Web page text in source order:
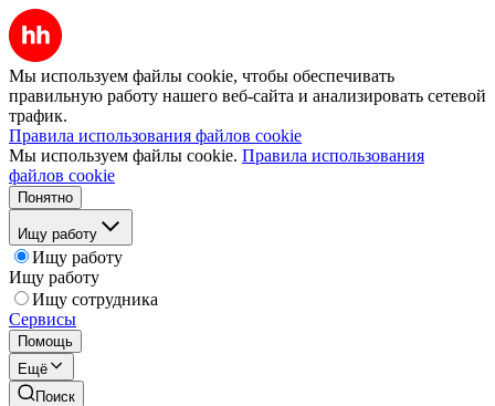
Мы используем файлы cookie, чтобы обеспечивать
правильную работу нашего веб-сайта и анализировать сетевой
трафик.
Правила использования файлов cookie
Мы используем файлы cookie. Правила использования
файлов cookie
Понятно
Ищу работу
Ищу работу
Ищу работу
Ищу сотрудника
Сервисы
Помощь
Ещё
Поиск